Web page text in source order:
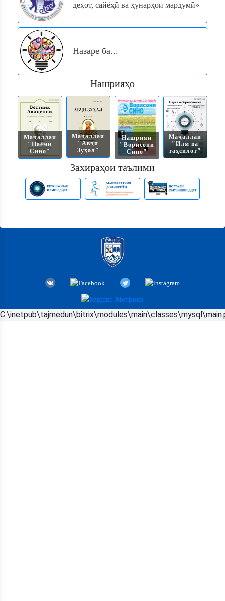
деҳот, сайёҳӣ ва ҳунарҳои мардумӣ»
Назаре ба...
Нашрияҳо
Маҷаллаи
"Паёми
Сино"
Маҷаллаи
"Авҷи
Зуҳал"
Нашрияи
"Ворисони
Сино"
Маҷаллаи
"Илм ва
таҳсилот"
Захираҳои таълимӣ